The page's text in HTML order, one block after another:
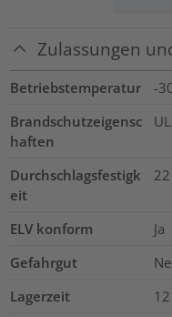
Zulassungen
Betriebstemperatur
-
Brandschutzeigensc
haften
Durchschlagsfestigk
eit
22
ELV konform
Ja
Gefahrgut
Lagerzeit